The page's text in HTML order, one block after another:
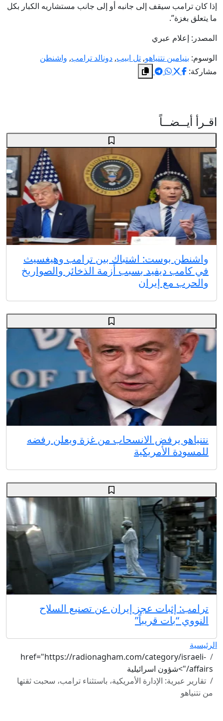
إذا كان ترامب سيقف إلى جانبه أو إلى جانب مستشاريه الكبار بكل
ما يتعلق بغزة”.
المصدر: إعلام عبري
الوسوم: بنيامين نتنياهو, تل ابيب, دونالد ترامب, واشنطن
مشاركة:
اقـرأ أيــضــاً
واشنطن بوست: اشتباك بين ترامب وهيغسيث
في كامب ديفيد بسبب أزمة الذخائر والصواريخ
والحرب مع إيران
نتنياهو يرفض الانسحاب من غزة ويعلن رفضه
للمسودة الأمريكية
ترامب: إثبات عجز إيران عن تصنيع السلاح
النووي “بات قريباً”
الرئيسية
href="https://radionagham.com/category/israeli-
affairs/">شؤون اسرائيلية
تقارير عبرية: الإدارة الأمريكية، باستثناء ترامب، سحبت ثقتها
من نتنياهو